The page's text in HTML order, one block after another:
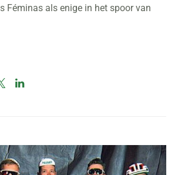
Féminas als enige in het spoor van